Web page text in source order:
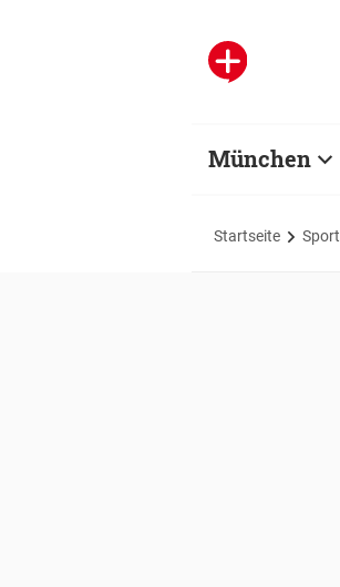
München
Startseite Sport